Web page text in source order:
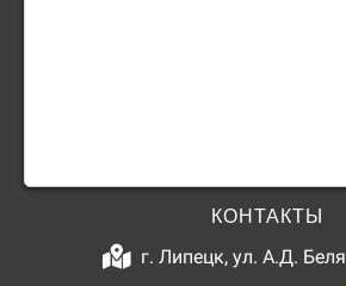
КОНТАКТЫ
г. Липецк, ул. А.Д.